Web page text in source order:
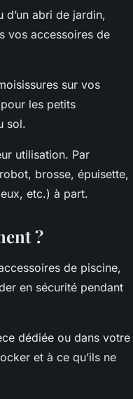
d’un abri de jardin,
vos accessoires de
sur vos
les petits
sol.
utilisation. Par
brosse, épuisette,
etc.) à part.
?
de piscine,
en sécurité pendant
dédiée ou dans votre
et à ce qu’ils ne